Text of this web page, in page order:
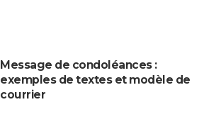
Message de condoléances :
exemples de textes et modèle de
courrier